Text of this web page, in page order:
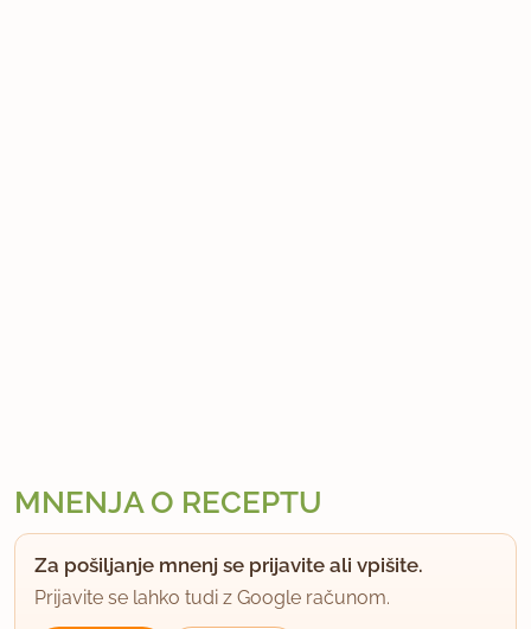
MNENJA O RECEPTU
Za pošiljanje mnenj se prijavite ali vpišite.
Prijavite se lahko tudi z Google računom.